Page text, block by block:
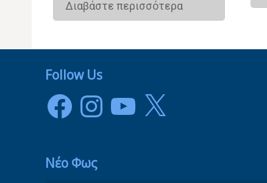
Διαβάστε περισσότερα
Follow Us
FacebookInstagramYouTube
X
Νέο Φως